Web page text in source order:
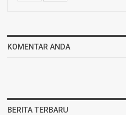
KOMENTAR ANDA
BERITA TERBARU